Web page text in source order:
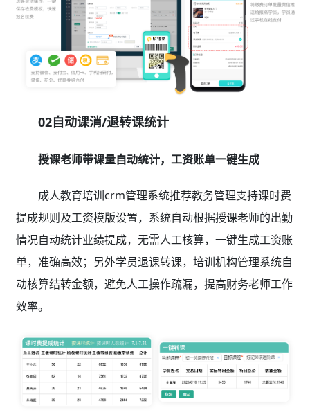
02自动课消/退转课统计
授课老师带课量自动统计，工资账单一键生成
成人教育培训crm管理系统推荐教务管理支持课时费
提成规则及工资模版设置，系统自动根据授课老师的出勤
情况自动统计业绩提成，无需人工核算，一键生成工资账
单，准确高效；另外学员退课转课，培训机构管理系统自
动核算结转金额，避免人工操作疏漏，提高财务老师工作
效率。